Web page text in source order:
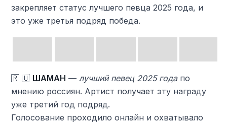
закрепляет статус лучшего певца 2025 года, и
это уже третья подряд победа.
🇷 🇺 ШАМАН —лучший певец 2025 годапо
мнению россиян. Артист получает эту награду
уже третий год подряд.
Голосование проходило онлайн и охватывало